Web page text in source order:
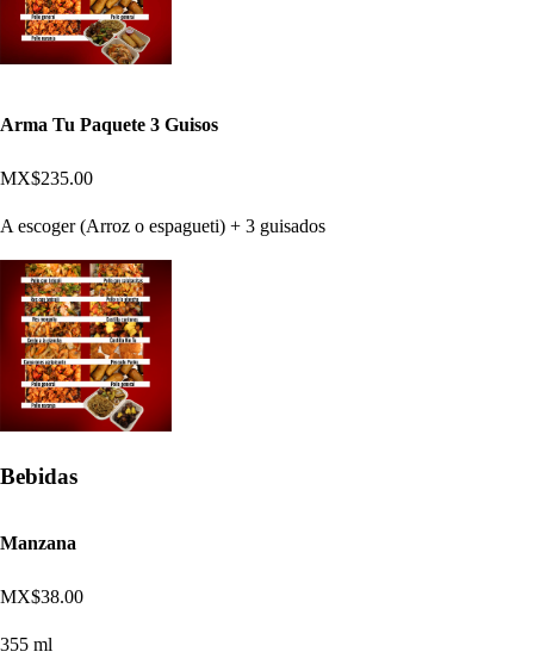
Arma Tu Paquete 3 Guisos
MX$235.00
A escoger (Arroz o espagueti) + 3 guisados
Bebidas
Manzana
MX$38.00
355 ml